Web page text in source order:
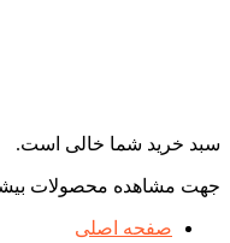
سبد خرید شما خالی است.
جهت مشاهده محصولات
صفحه اصلی